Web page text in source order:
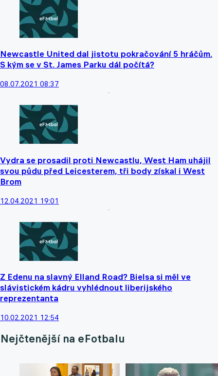
Newcastle United dal jistotu pokračování 5 hráčům.
S kým se v St. James Parku dál počítá?
08.07.2021 08:37
Vydra se prosadil proti Newcastlu, West Ham uhájil
svou půdu před Leicesterem, tři body získal i West
Brom
12.04.2021 19:01
Z Edenu na slavný Elland Road? Bielsa si měl ve
slávistickém kádru vyhlédnout liberijského
reprezentanta
10.02.2021 12:54
Nejčtenější na eFotbalu